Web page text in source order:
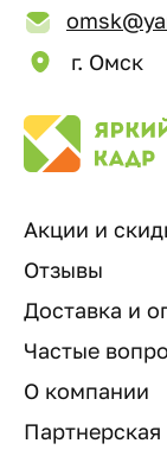
г. Омск
Акции и
Отзывы
Доставка и
Частые
О компании